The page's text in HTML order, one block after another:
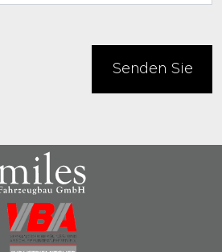
Senden Sie